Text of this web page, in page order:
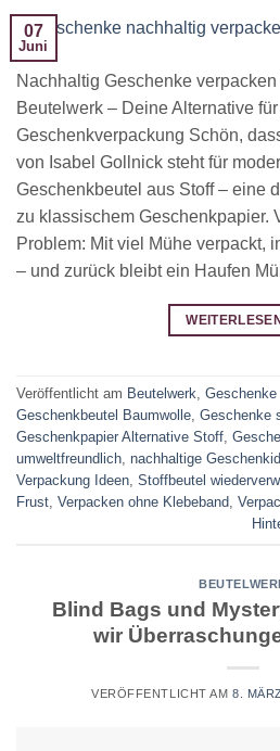
07
Juni
Nachhaltig Geschenke
Beutelwerk – Deine Alternative
Geschenkverpackung Schön,
von Isabel Gollnick steht für
Geschenkbeutel aus Stoff – eine
zu klassischem Geschenkpapier.
Problem: Mit viel Mühe verpackt,
– und zurück bleibt ein Haufen
Veröffentlicht am Beutelwerk,
Geschenkbeutel Baumwolle, Geschenke
Geschenkpapier Alternative Stoff,
umweltfreundlich, nachhaltige
Verpackung Ideen, Stoffbeutel
Frust, Verpacken ohne Klebeband,
Blind Bags und
wir
VERÖFFENTLICHT AM8.